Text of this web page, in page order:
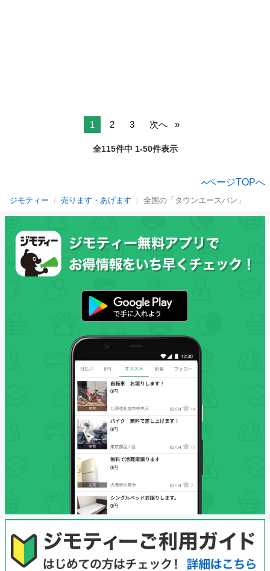
1 2 3 次へ
全115件中 1-50件表示
ページTOPへ
ジモティー 売ります・あげます 全国の「タウンエースバン」